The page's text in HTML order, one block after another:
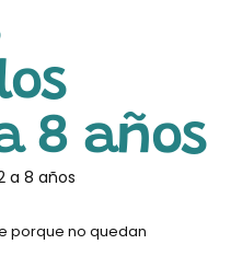
8 años
a 8 años
porque no quedan